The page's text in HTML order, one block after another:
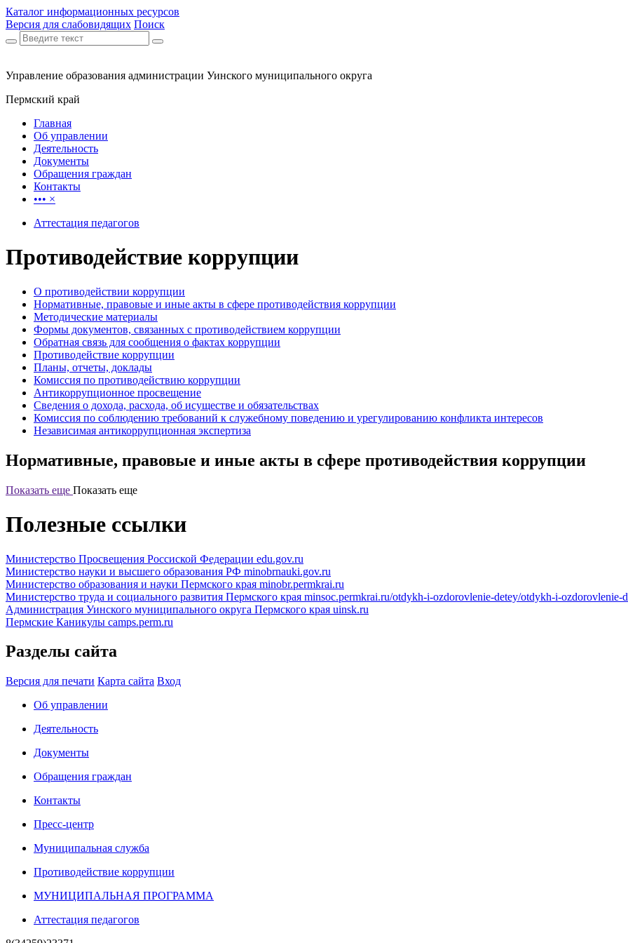
Каталог информационных ресурсов
Версия для слабовидящих Поиск
Управление образования администрации Уинского муниципального округа
Пермский край
Главная
Об управлении
Деятельность
Документы
Обращения граждан
Контакты
••• ×
Аттестация педагогов
Противодействие коррупции
О противодействии коррупции
Нормативные, правовые и иные акты в сфере противодействия коррупции
Методические материалы
Формы документов, связанных с противодействием коррупции
Обратная связь для сообщения о фактах коррупции
Противодействие коррупции
Планы, отчеты, доклады
Комиссия по противодействию коррупции
Антикоррупционное просвещение
Сведения о дохода, расхода, об исуществе и обязательствах
Комиссия по соблюдению требований к служебному поведению и урегулированию конфликта интересов
Независимая антикоррупционная экспертиза
Нормативные, правовые и иные акты в сфере противодействия коррупции
Показать еще Показать еще
Полезные ссылки
Министерство Просвещения Россиской Федерации edu.gov.ru
Министерство науки и высшего образования РФ minobrnauki.gov.ru
Министерство образования и науки Пермского края minobr.permkrai.ru
Министерство труда и социального развития Пермского края minsoc.permkrai.ru/otdykh-i-ozdorovlenie-detey/otdykh-i-ozdorovlenie-
Администрация Уинского муниципального округа Пермского края uinsk.ru
Пермские Каникулы camps.perm.ru
Разделы сайта
Версия для печати Карта сайта Вход
Об управлении
Деятельность
Документы
Обращения граждан
Контакты
Пресс-центр
Муниципальная служба
Противодействие коррупции
МУНИЦИПАЛЬНАЯ ПРОГРАММА
Аттестация педагогов